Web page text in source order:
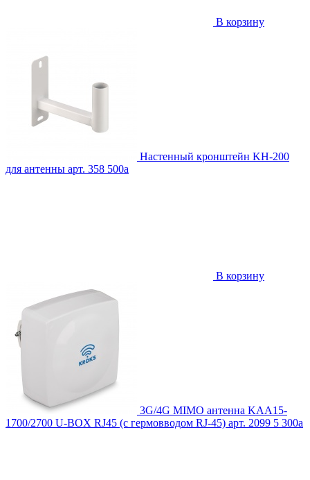
В корзину
Настенный кронштейн KH-200
для антенны арт. 358 500a
В корзину
3G/4G MIMO антенна KAA15-
1700/2700 U-BOX RJ45 (с гермовводом RJ-45) арт. 2099 5 300a